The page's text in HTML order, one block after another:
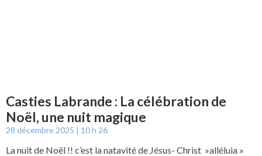
Casties Labrande : La célébration de
Noël, une nuit magique
28 décembre 2025 10 h 26
La nuit de Noël !! c’est la natavité de Jésus- Christ »alléluia »